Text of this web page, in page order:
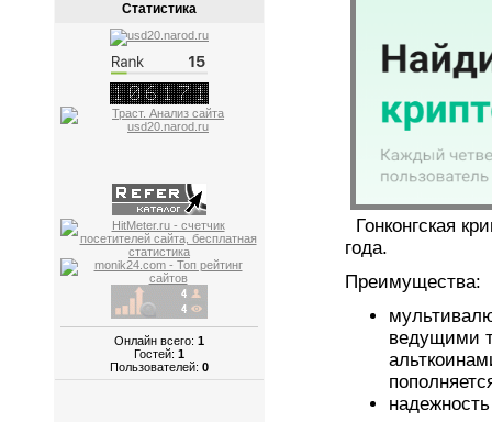
Статистика
Онлайн всего: 1
Гостей: 1
Пользователей: 0
Гонконгская
года.
Преимущества:
ведущими